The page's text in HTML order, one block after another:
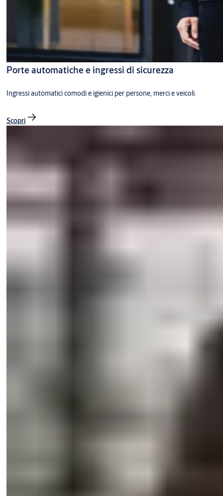
Porte automatiche e ingressi di sicurezza
Ingressi automatici comodi e igienici per persone, merci e veicoli.
Scopri